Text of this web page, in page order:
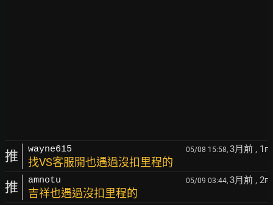
推 wayne615 05/08 15:58, 3月前 , 1 F
找VS客服開也遇過沒扣里程的
推 amnotu 05/09 03:44, 3月前 , 2F
吉祥也遇過沒扣里程的